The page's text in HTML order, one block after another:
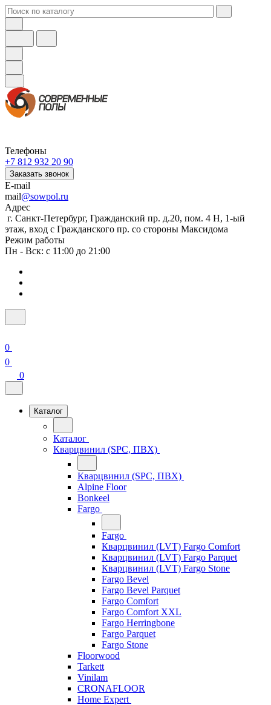
Телефоны
+7 812 932 20 90
Заказать звонок
E-mail
mail@sowpol.ru
Адрес
г. Санкт-Петербург, Гражданский пр. д.20, пом. 4 Н, 1-ый
этаж, вход с Гражданского пр. со стороны Максидома
Режим работы
Пн - Вск: с 11:00 до 21:00
0
0
0
Каталог
Каталог
Кварцвинил (SPC, ПВХ)
Кварцвинил (SPC, ПВХ)
Alpine Floor
Bonkeel
Fargo
Fargo
Кварцвинил (LVT) Fargo Comfort
Кварцвинил (LVT) Fargo Parquet
Кварцвинил (LVT) Fargo Stone
Fargo Bevel
Fargo Bevel Parquet
Fargo Comfort
Fargo Comfort XXL
Fargo Herringbone
Fargo Parquet
Fargo Stone
Floorwood
Tarkett
Vinilam
CRONAFLOOR
Home Expert